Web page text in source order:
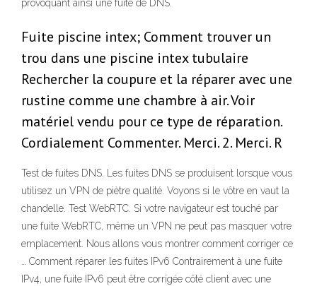
provoquant ainsi une fuite de DNS.
Fuite piscine intex; Comment trouver un
trou dans une piscine intex tubulaire
Rechercher la coupure et la réparer avec une
rustine comme une chambre à air. Voir
matériel vendu pour ce type de réparation.
Cordialement Commenter. Merci. 2. Merci. R
Test de fuites DNS. Les fuites DNS se produisent lorsque vous
utilisez un VPN de piètre qualité. Voyons si le vôtre en vaut la
chandelle. Test WebRTC. Si votre navigateur est touché par
une fuite WebRTC, même un VPN ne peut pas masquer votre
emplacement. Nous allons vous montrer comment corriger ce
… Comment réparer les fuites IPv6 Contrairement à une fuite
IPv4, une fuite IPv6 peut être corrigée côté client avec une